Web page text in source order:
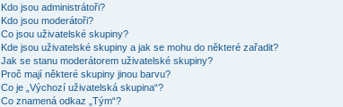
Kdo jsou administrátoři?
Kdo jsou moderátoři?
Co jsou uživatelské skupiny?
Kde jsou uživatelské skupiny a jak se mohu do některé zařadit?
Jak se stanu moderátorem uživatelské skupiny?
Proč mají některé skupiny jinou barvu?
Co je „Výchozí uživatelská skupina“?
Co znamená odkaz „Tým“?